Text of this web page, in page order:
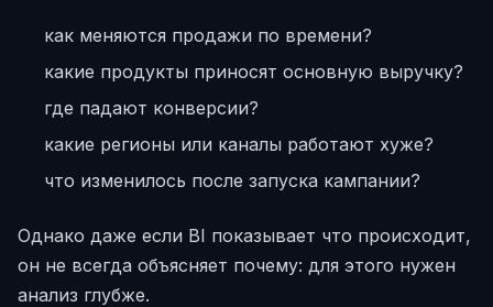
как меняются продажи по времени?
какие продукты приносят основную выручку?
где падают конверсии?
какие регионы или каналы работают хуже?
что изменилось после запуска кампании?
Однако даже если BI показывает что происходит,
он не всегда объясняет почему: для этого нужен
анализ глубже.